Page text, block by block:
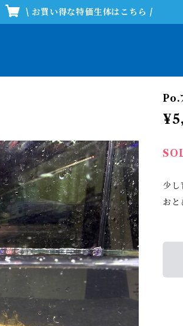
\ お買い得な特価生体はこちら /
Po.
少し
おと